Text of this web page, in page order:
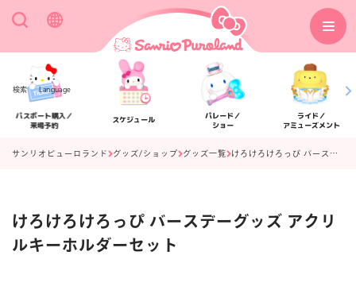
検索 Language
パスポート購入／
来場予約
スケジュール
パレード／
ショー
ライド／
アミューズメント
アクセス フロアマップ
サンリオピューロランド グッズ/ショップ グッズ一覧 けろけろけろっぴ バースデーグッズ アクリルキーホルダーセット
けろけろけろっぴ バースデーグッズ アクリ
ルキーホルダーセット